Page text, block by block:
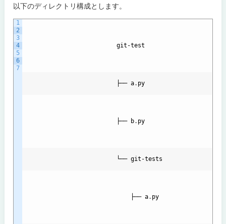
以下のディレクトリ構成とします。
1
2
3
4
5
6
7
git -test
                          ├──
a. py
                          ├──
b. py
                          └──
git -tests
├── a. py